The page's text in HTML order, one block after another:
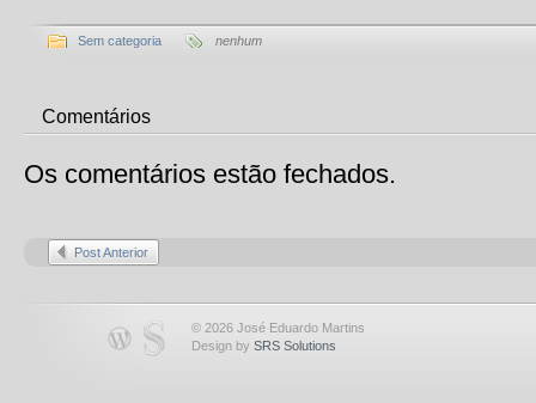
Sem categoria nenhum
Comentários
Os comentários estão fechados.
Post Anterior
© 2026 José Eduardo Martins
Design by SRS Solutions